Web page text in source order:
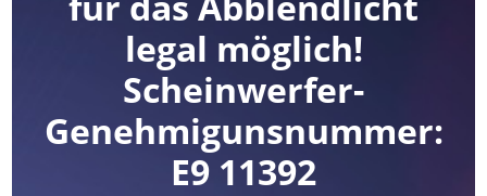
legal möglich!
Scheinwerfer-
Genehmigunsnummer:
E9 11392